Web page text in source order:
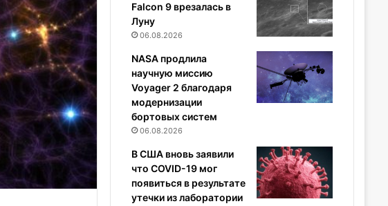
Falcon 9 врезалась в
Луну
06.08.2026
NASA продлила
научную миссию
Voyager 2 благодаря
модернизации
бортовых систем
06.08.2026
В США вновь заявили
что COVID-19 мог
появиться в результате
утечки из лаборатории